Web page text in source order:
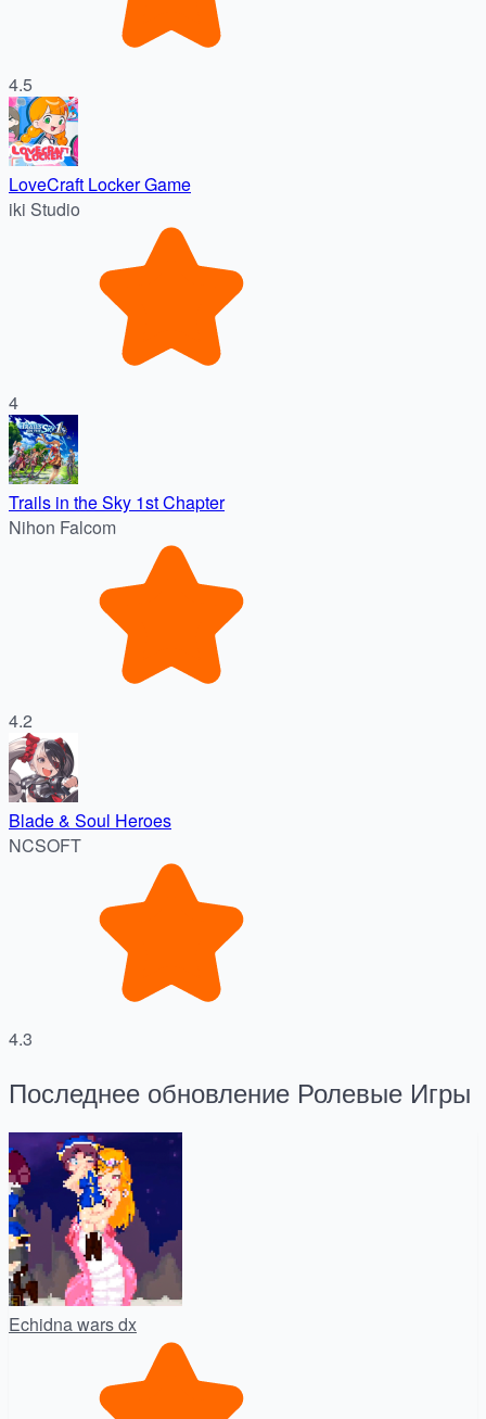
4.5
LoveCraft Locker Game
iki Studio
4
Trails in the Sky 1st Chapter
Nihon Falcom
4.2
Blade & Soul Heroes
NCSOFT
4.3
Последнее обновление Ролевые Игры
Echidna wars dx